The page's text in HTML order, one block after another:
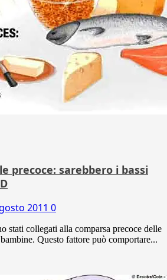
precoce: sarebbero i bassi
2011 0
stati collegati alla comparsa precoce delle
Questo fattore può comportare...